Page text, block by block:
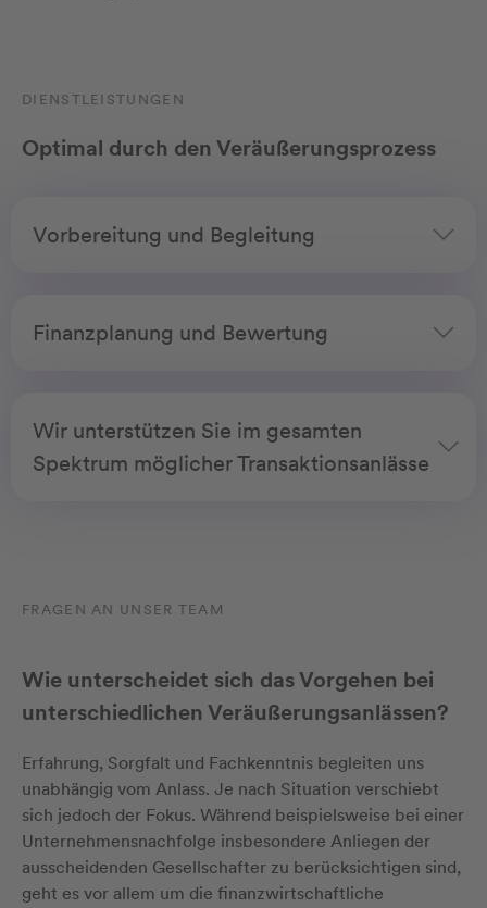
DIENSTLEISTUNGEN
Optimal durch den Veräußerungsprozess
Vorbereitung und Begleitung
Finanzplanung und Bewertung
Wir unterstützen Sie im gesamten
Spektrum möglicher Transaktionsanlässe
FRAGEN AN UNSER TEAM
Wie unterscheidet sich das Vorgehen bei
unterschiedlichen Veräußerungsanlässen?
Erfahrung, Sorgfalt und Fachkenntnis begleiten uns
unabhängig vom Anlass. Je nach Situation verschiebt
sich jedoch der Fokus. Während beispielsweise bei einer
Unternehmensnachfolge insbesondere Anliegen der
ausscheidenden Gesellschafter zu berücksichtigen sind,
geht es vor allem um die finanzwirtschaftliche